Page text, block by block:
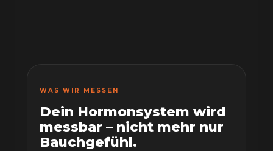
WAS WIR MESSEN
Dein Hormonsystem wird
messbar – nicht mehr nur
Bauchgefühl.